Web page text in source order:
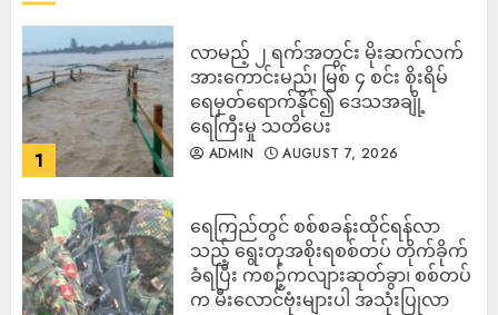
1
လာမည့် ၂ ရက်အတွင်း မိုးဆက်လက်
အားကောင်းမည်၊ မြစ် ၄ စင်း စိုးရိမ်
ရေမှတ်ရောက်နိုင်၍ ဒေသအချို့
ရေကြီးမှု သတိပေး
ADMIN AUGUST 7, 2026
ရေကြည်တွင် စစ်စခန်းထိုင်ရန်လာ
သည့် ရွေးတုအစိုးရစစ်တပ် တိုက်ခိုက်
ခံရပြီး ကစဉ့်ကလျားဆုတ်ခွာ၊ စစ်တပ်
က မီးလောင်ဗုံးများပါ အသုံးပြုလာ